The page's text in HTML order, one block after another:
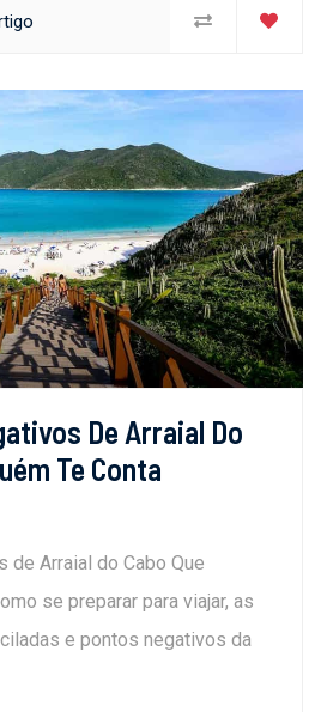
De Arraial Do
Te Conta
Arraial do Cabo Que
se preparar para viajar, as
e pontos negativos da